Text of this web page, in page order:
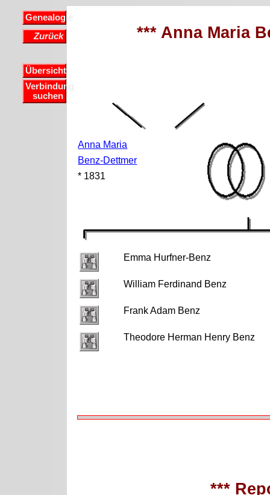
Genealogie
Zurück
Übersicht
Verbindung
suchen
*** Anna Maria
Anna Maria
Benz-Dettmer
* 1831
Emma Hurfner-Benz
William Ferdinand Benz
Frank Adam Benz
Theodore Herman Henry Benz
***